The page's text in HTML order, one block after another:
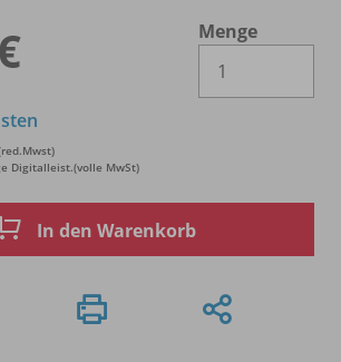
Menge
Digitalleist.(volle MwSt)
In den Warenkorb